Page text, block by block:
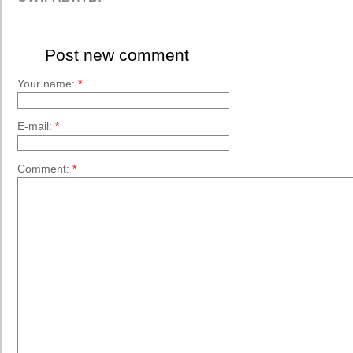
Post new comment
Your name: *
E-mail: *
Comment: *